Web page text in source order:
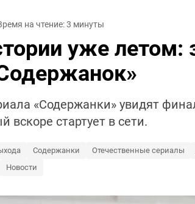
на чтение: 3 минуты
уже летом:
«Содержанки» увидят
вскоре стартует в сети.
Содержанки Отечественные сериалы
Новости